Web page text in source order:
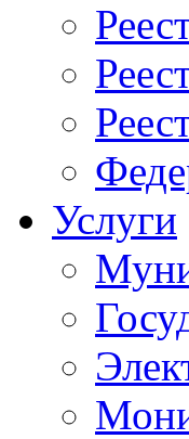
Услуги